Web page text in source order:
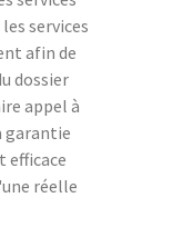
services
afin de
dossier
appel à
garantie
efficace
réelle